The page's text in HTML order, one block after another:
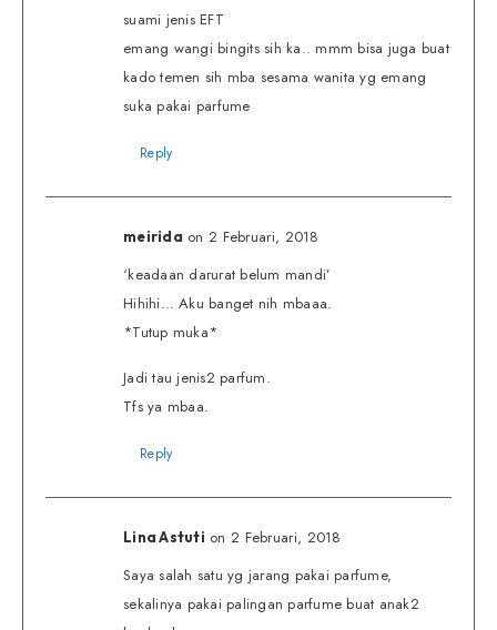
suami jenis EFT
emang wangi bingits sih ka.. mmm bisa juga buat
kado temen sih mba sesama wanita yg emang
suka pakai parfume
Reply
meirida on 2 Februari, 2018
‘keadaan darurat belum mandi’
Hihihi… Aku banget nih mbaaa.
*Tutup muka*
Jadi tau jenis2 parfum.
Tfs ya mbaa.
Reply
Lina Astuti on 2 Februari, 2018
Saya salah satu yg jarang pakai parfume,
sekalinya pakai palingan parfume buat anak2